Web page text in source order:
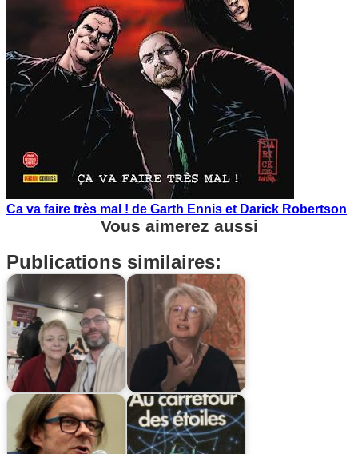
Ca va faire très mal ! de Garth Ennis et Darick Robertson
Vous aimerez aussi
Publications similaires: